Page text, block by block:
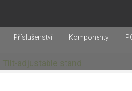
Tilt-adjustable stand
Příslušenství Komponenty